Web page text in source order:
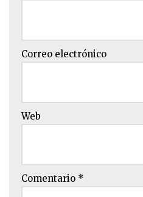
Correo electrónico
Web
Comentario *